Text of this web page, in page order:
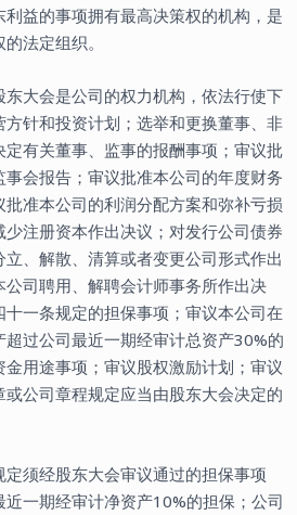
益的事项拥有最高决策权的机构，是
法定组织。
大会是公司的权力机构，依法行使下
针和投资计划；选举和更换董事、非
有关董事、监事的报酬事项；审议批
会报告；审议批准本公司的年度财务
准本公司的利润分配方案和弥补亏损
注册资本作出决议；对发行公司债券
、解散、清算或者变更公司形式作出
司聘用、解聘会计师事务所作出决
一条规定的担保事项；审议本公司在
过公司最近一期经审计总资产30%的
用途事项；审议股权激励计划；审议
公司章程规定应当由股东大会决定的
定须经股东大会审议通过的担保事项
一期经审计净资产10%的担保；公司